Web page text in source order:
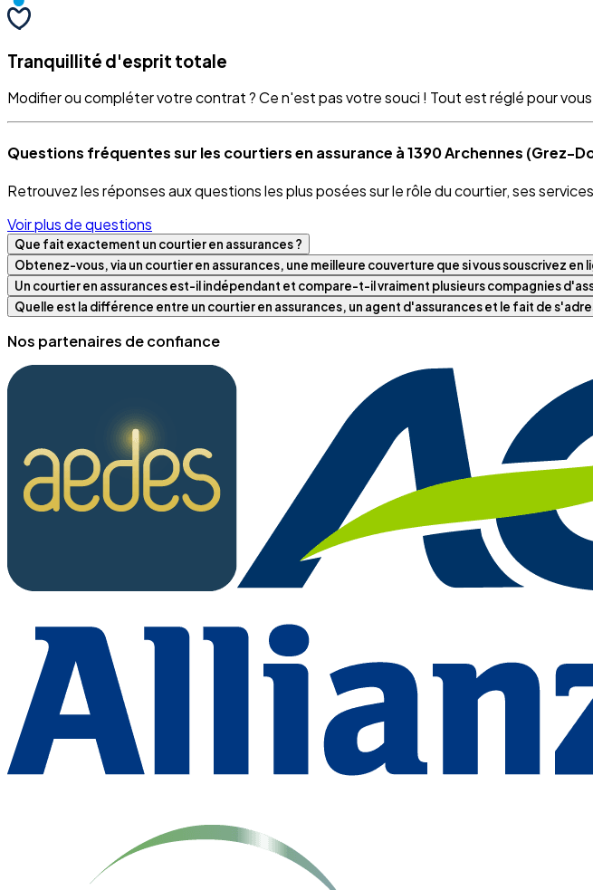
Tranquillité d'esprit totale
Modifier ou compléter votre contrat ? Ce n'est pas votre souci ! Tout est réglé pour
Questions fréquentes sur les courtiers en assurance à 1390 Archennes (Grez-
Retrouvez les réponses aux questions les plus posées sur le rôle du courtier, ses
Voir plus de questions
Que fait exactement un courtier en assurances ?
Obtenez-vous, via un courtier en assurances, une meilleure couverture que si vous souscrivez en
Un courtier en assurances est-il indépendant et compare-t-il vraiment plusieurs compagnies
Quelle est la différence entre un courtier en assurances, un agent d'assurances et le fait de
Nos partenaires de confiance